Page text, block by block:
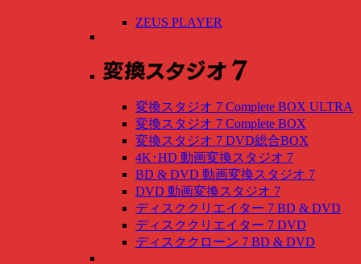
ZEUS PLAYER
変換スタジオ 7 Complete BOX ULTRA
変換スタジオ 7 Complete BOX
変換スタジオ 7 DVD総合BOX
4K･HD 動画変換スタジオ 7
BD & DVD 動画変換スタジオ 7
DVD 動画変換スタジオ 7
ディスククリエイター 7 BD & DVD
ディスククリエイター 7 DVD
ディスククローン 7 BD & DVD